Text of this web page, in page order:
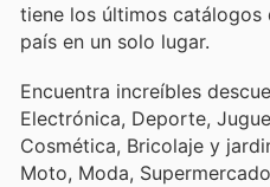
tiene los últimos catálogos
país en un solo lugar.
Encuentra increíbles
Electrónica, Deporte,
Cosmética, Bricolaje y
Moto, Moda,